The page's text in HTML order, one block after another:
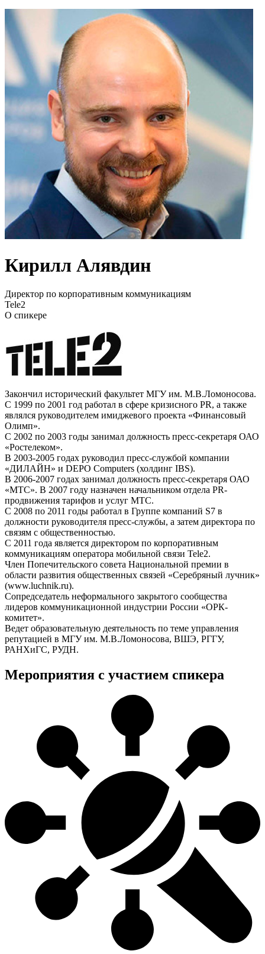
Кирилл Алявдин
Директор по корпоративным коммуникациям
Tele2
О спикере
Закончил исторический факультет МГУ им. М.В.Ломоносова.
С 1999 по 2001 год работал в сфере кризисного PR, а также
являлся руководителем имиджевого проекта «Финансовый
Олимп».
С 2002 по 2003 годы занимал должность пресс-секретаря ОАО
«Ростелеком».
В 2003-2005 годах руководил пресс-службой компании
«ДИЛАЙН» и DEPO Computers (холдинг IBS).
В 2006-2007 годах занимал должность пресс-секретаря ОАО
«МТС». В 2007 году назначен начальником отдела PR-
продвижения тарифов и услуг МТС.
С 2008 по 2011 годы работал в Группе компаний S7 в
должности руководителя пресс-службы, а затем директора по
связям с общественностью.
С 2011 года является директором по корпоративным
коммуникациям оператора мобильной связи Tele2.
Член Попечительского совета Национальной премии в
области развития общественных связей «Серебряный лучник»
(www.luchnik.ru).
Сопредседатель неформального закрытого сообщества
лидеров коммуникационной индустрии России «ОРК-
комитет».
Ведет образовательную деятельность по теме управления
репутацией в МГУ им. М.В.Ломоносова, ВШЭ, РГГУ,
РАНХиГС, РУДН.
Мероприятия с участием спикера